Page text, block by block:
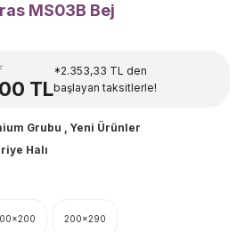
MS03B Bej
TL
*2.353,33 TL den
başlayan taksitlerle!
Grubu , Yeni Ürünler
Halı
200x290